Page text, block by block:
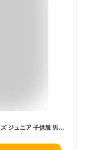
[クリフメイヤー] ジャケット 撥水 中綿 キッズ ジュニア 子供服 男女兼用 120 ブラウン